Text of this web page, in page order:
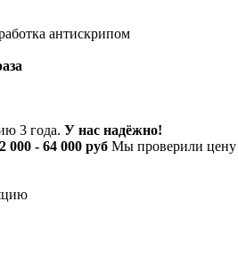
антискрипом
3 года. У нас надёжно!
000 - 64 000 руб Мы проверили цену